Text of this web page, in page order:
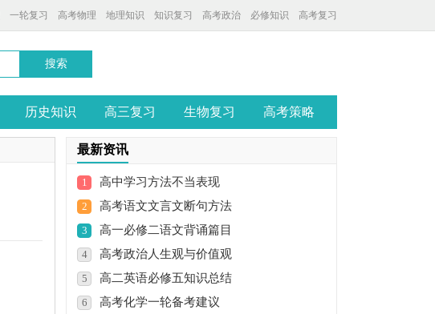
高考复习
必修知识
高考政治
知识复习
地理知识
高考物理
一轮复习
历史知识 高三复习 生物复习 高考策略
最新资讯
1 高中学习方法不当表现
2 高考语文文言文断句方法
3 高一必修二语文背诵篇目
4 高考政治人生观与价值观
5 高二英语必修五知识总结
6 高考化学一轮备考建议